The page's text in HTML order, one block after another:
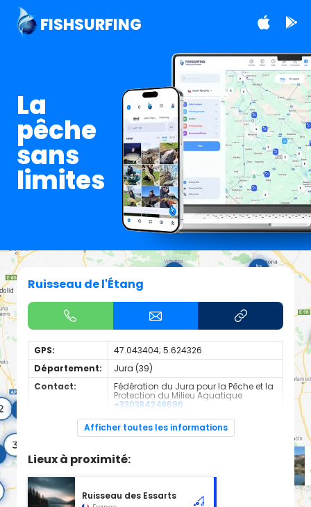
FISHSURFING
La
pêche
sans
limites
Ruisseau de l'Étang
GPS:
47.043404; 5.624326
Département:
Jura (39)
Contact:
Fédération du Jura pour la Pêche et la
Protection du Milieu Aquatique
+330384248696
Espèces de
Truite
catégorie piscicole à cet emplacement.
Afficher toutes les informations
Lieux à proximité:
Ruisseau des Essarts